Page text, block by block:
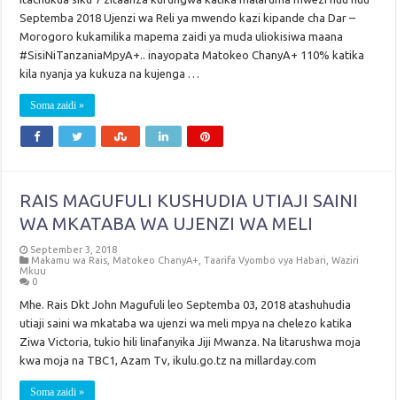
Septemba 2018 Ujenzi wa Reli ya mwendo kazi kipande cha Dar –
Morogoro kukamilika mapema zaidi ya muda uliokisiwa maana
#SisiNiTanzaniaMpyA+.. inayopata Matokeo ChanyA+ 110% katika
kila nyanja ya kukuza na kujenga …
Soma zaidi »
RAIS MAGUFULI KUSHUDIA UTIAJI SAINI
WA MKATABA WA UJENZI WA MELI
September 3, 2018
Makamu wa Rais Matokeo ChanyA+ ,Taarifa Vyombo vya Habari ,Waziri
Mkuu
0
Mhe. Rais Dkt John Magufuli leo Septemba 03, 2018 atashuhudia
utiaji saini wa mkataba wa ujenzi wa meli mpya na chelezo katika
Ziwa Victoria, tukio hili linafanyika Jiji Mwanza. Na litarushwa moja
kwa moja na TBC1, Azam Tv, ikulu.go.tz na millarday.com
Soma zaidi »